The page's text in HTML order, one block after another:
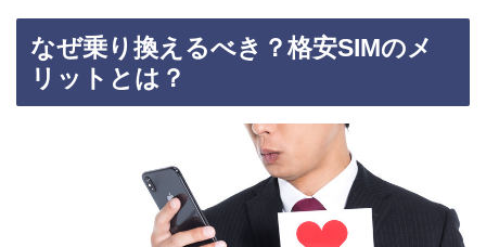
なぜ乗り換えるべき？格安SIMのメ
リットとは？